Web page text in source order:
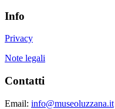
Info
Privacy
Note legali
Contatti
Email: info@museoluzzana.it